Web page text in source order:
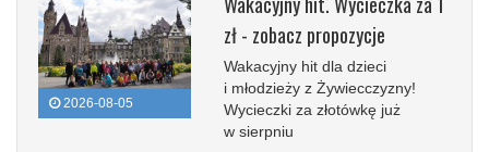
2026-08-05
zł - zobacz propozycje
Wakacyjny hit dla dzieci
i młodzieży z Żywiecczyzny!
Wycieczki za złotówkę już
w sierpniu